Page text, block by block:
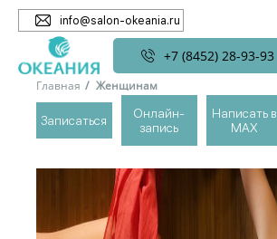
info@salon-okeania.ru
+7 (8452) 28-93-93
Записаться
Онлайн-
запись
Написать в
MAX
Главная Женщинам
ЖЕНЩИНАМ